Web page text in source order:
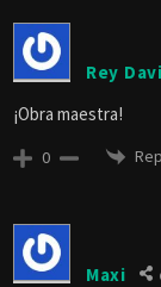
Rey
¡Obra maestra!
0
Maxi